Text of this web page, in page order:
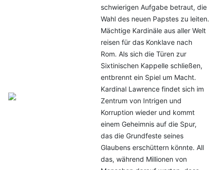
schwierigen Aufgabe betraut, die
Wahl des neuen Papstes zu leiten.
Mächtige Kardinäle aus aller Welt
reisen für das Konklave nach
Rom. Als sich die Türen zur
Sixtinischen Kappelle schließen,
entbrennt ein Spiel um Macht.
Kardinal Lawrence findet sich im
Zentrum von Intrigen und
Korruption wieder und kommt
einem Geheimnis auf die Spur,
das die Grundfeste seines
Glaubens erschüttern könnte. All
das, während Millionen von